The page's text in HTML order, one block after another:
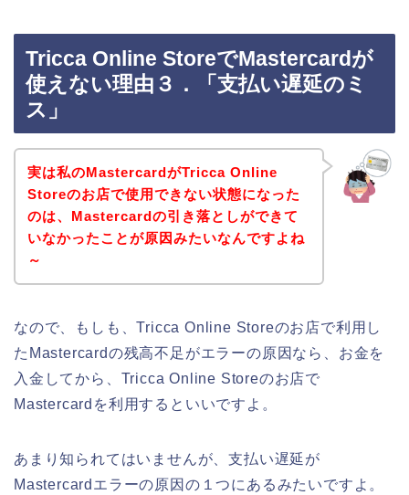
Tricca Online StoreでMastercardが
使えない理由３．「支払い遅延のミ
ス」
実は私のMastercardがTricca Online
Storeのお店で使用できない状態になった
のは、Mastercardの引き落としができて
いなかったことが原因みたいなんですよね
～
なので、もしも、Tricca Online Storeのお店で利用し
たMastercardの残高不足がエラーの原因なら、お金を
入金してから、Tricca Online Storeのお店で
Mastercardを利用するといいですよ。
あまり知られてはいませんが、支払い遅延が
Mastercardエラーの原因の１つにあるみたいですよ。